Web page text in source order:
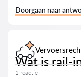
Doorgaan naar
Wat is rail-
1 reactie